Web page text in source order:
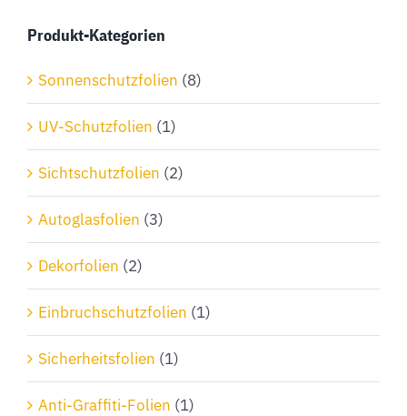
können
Produktseite
gewählt
werden
Produkt-Kategorien
Sonnenschutzfolien (8)
UV-Schutzfolien (1)
Sichtschutzfolien (2)
Autoglasfolien (3)
Dekorfolien (2)
Einbruchschutzfolien (1)
Sicherheitsfolien (1)
Anti-Graffiti-Folien (1)